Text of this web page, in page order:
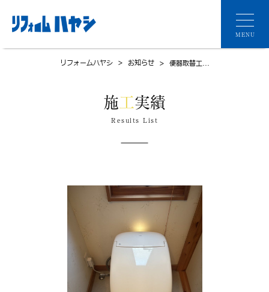
MENU
リフォームハヤシ> お知らせ> 便器取替工...
施工実績
Results List